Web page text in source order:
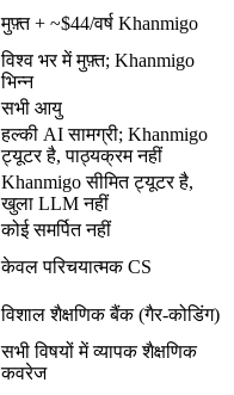
मुफ़्त + ~$44/वर्ष Khanmigo
विश्व भर में मुफ़्त; Khanmigo
भिन्न
सभी आयु
हल्की AI सामग्री; Khanmigo
ट्यूटर है, पाठ्यक्रम नहीं
Khanmigo सीमित ट्यूटर है,
खुला LLM नहीं
कोई समर्पित नहीं
केवल परिचयात्मक CS
विशाल शैक्षणिक बैंक (गैर-कोडिंग)
सभी विषयों में व्यापक शैक्षणिक
कवरेज